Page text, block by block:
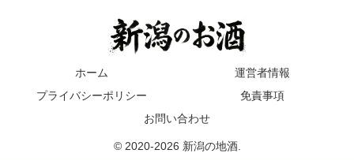
ホーム
運営者情報
プライバシーポリシー
免責事項
お問い合わせ
© 2020-2026 新潟の地酒.